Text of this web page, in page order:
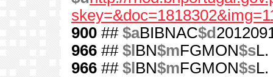
900 ## $aBIBNAC$d
966 ## $l BN$mFGMON$sL.
966 ## $l BN$mFGMON$sL.